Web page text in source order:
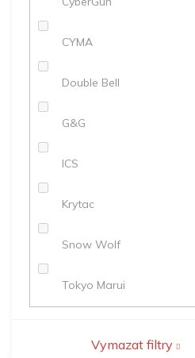
CYMA
Double Bell
G&G
ICS
Krytac
Snow Wolf
Tokyo Marui
Vymazat filtry